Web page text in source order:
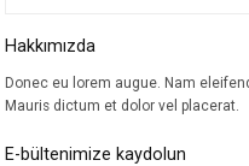
Hakkımızda
Donec eu lorem augue. Nam
Mauris dictum et dolor vel placerat.
E-bültenimize kaydolun